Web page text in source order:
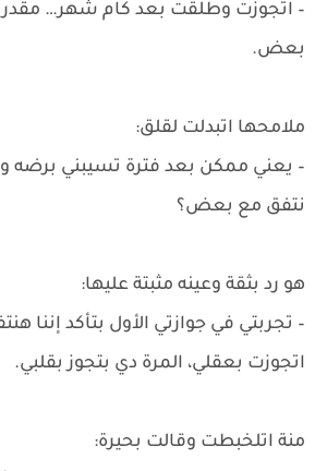
– اتجوزت وطلقت بعد كام شهر…
بعض.
ملامحها اتبدلت لقلق:
– يعني ممكن بعد فترة تسيبني برضه
نتفق مع بعض؟
هو رد بثقة وعينه مثبتة عليها:
– تجربتي في جوازتي الأول بتأكد إننا
اتجوزت بعقلي، المرة دي بتجوز بقلبي.
منة اتلخبطت وقالت بحيرة: